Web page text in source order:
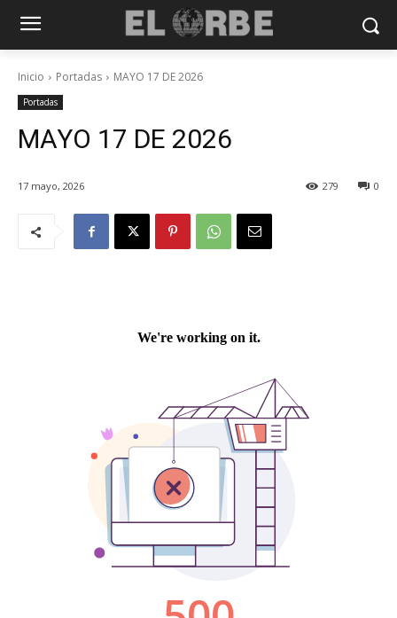
Inicio Portadas MAYO 17 DE 2026
Portadas
MAYO 17 DE 2026
17 mayo, 2026 0
279